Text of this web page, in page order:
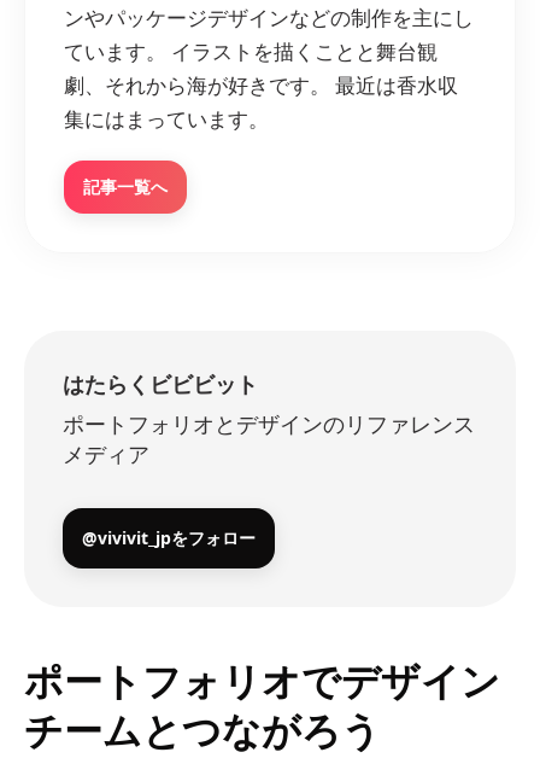
ンやパッケージデザインなどの制作を主にし
ています。 イラストを描くことと舞台観
劇、それから海が好きです。 最近は香水収
集にはまっています。
記事一覧へ
はたらくビビビット
ポートフォリオとデザインのリファレンス
メディア
@vivivit_jpをフォロー
ポートフォリオでデザイン
チームとつながろう